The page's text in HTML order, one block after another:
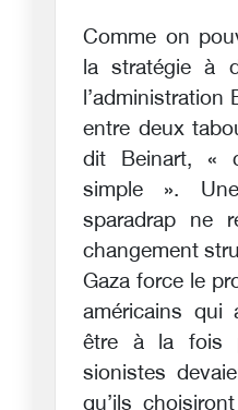
Comme on
la stratégie à
l’administration
entre deux
dit Beinart, «
simple ».
sparadrap ne
changement
Gaza force le
américains qui
être à la fois
sionistes
qu’ils